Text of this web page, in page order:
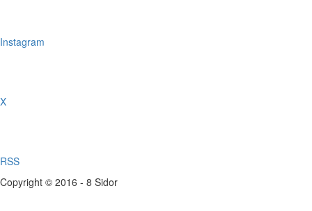
Instagram
X
RSS
Copyright © 2016 - 8 Sidor